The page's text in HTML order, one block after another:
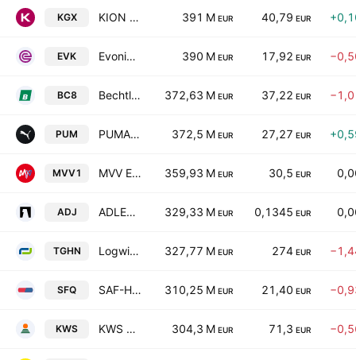
KGX KION GROUP AG 391 M EUR 40,79 EUR
EVK Evonik Industries AG 390 M EUR 17,92 EUR
BC8 Bechtle AG 372,63 M EUR 37,22 EUR
PUM PUMA SE 372,5 M EUR 27,27 EUR
MVV1 MVV Energie AG 359,93 M EUR 30,5 EUR
ADJ ADLER Group SA 329,33 M EUR 0,1345 EUR
TGHN Logwin AG 327,77 M EUR 274 EUR
SFQ SAF-HOLLAND SE 310,25 M EUR 21,40 EUR
KWS KWS SAAT SE & Co KGaA 304,3 M EUR 71,3 EUR